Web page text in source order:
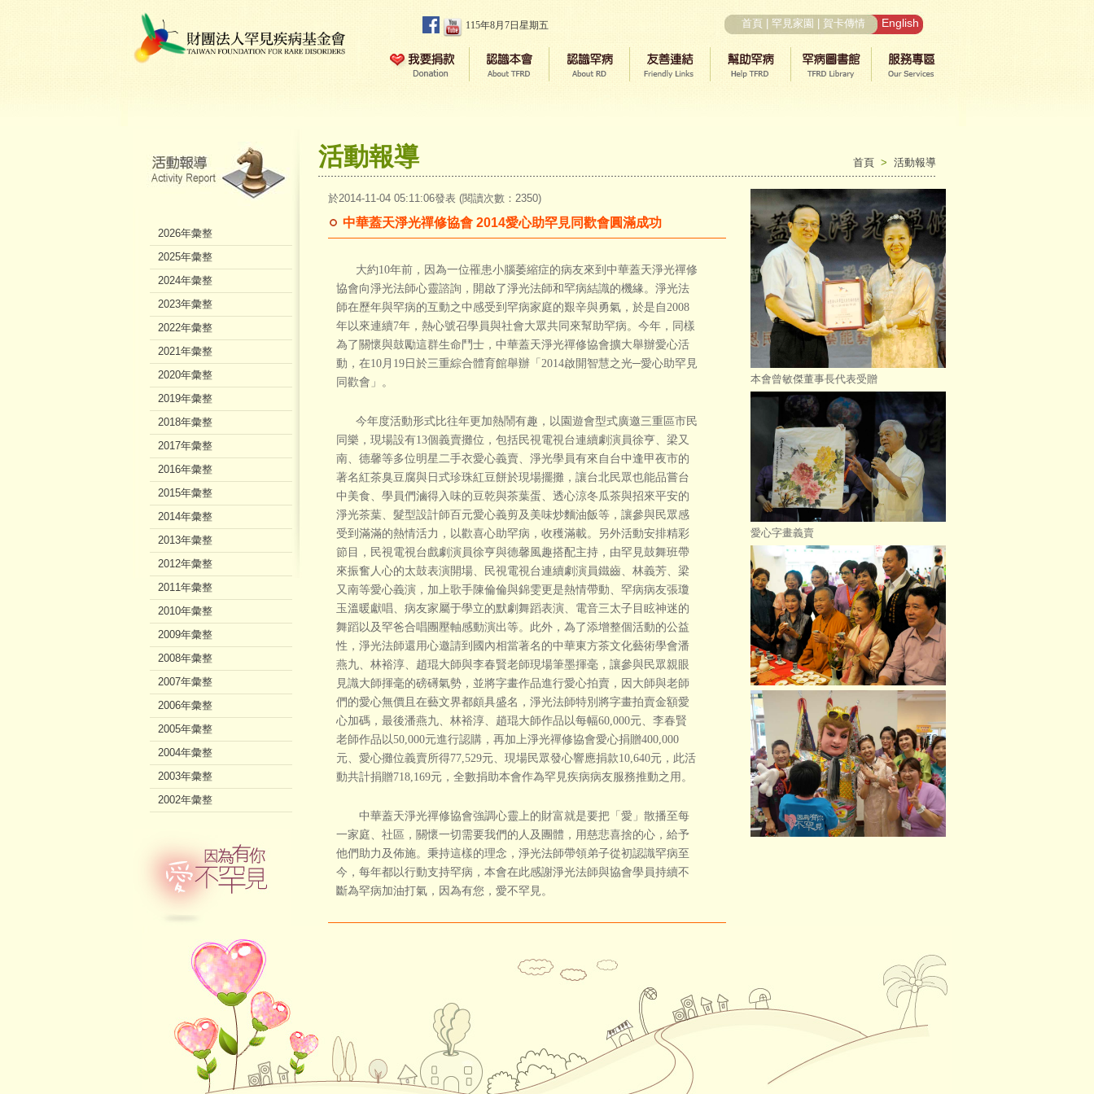
115年8月7日星期五 首頁 罕見家園 賀卡傳情 English
活動報導 首頁 > 活動報導
於2014-11-04 05:11:06發表 (閱讀次數：2350)
中華蓋天淨光禪修協會 2014愛心助罕見同歡會圓滿成功
大約10年前，因為一位罹患小腦萎縮症的病友來到中華蓋天淨光禪修
協會向淨光法師心靈諮詢，開啟了淨光法師和罕病結識的機緣。淨光法
師在歷年與罕病的互動之中感受到罕病家庭的艱辛與勇氣，於是自2008
年以來連續7年，熱心號召學員與社會大眾共同來幫助罕病。今年，同樣
為了關懷與鼓勵這群生命鬥士，中華蓋天淨光禪修協會擴大舉辦愛心活
動，在10月19日於三重綜合體育館舉辦「2014啟開智慧之光─愛心助罕見
同歡會」。
今年度活動形式比往年更加熱鬧有趣，以園遊會型式廣邀三重區市民
同樂，現場設有13個義賣攤位，包括民視電視台連續劇演員徐亨、梁又
南、德馨等多位明星二手衣愛心義賣、淨光學員有來自台中逢甲夜市的
著名紅茶臭豆腐與日式珍珠紅豆餅於現場擺攤，讓台北民眾也能品嘗台
中美食、學員們滷得入味的豆乾與茶葉蛋、透心涼冬瓜茶與招來平安的
淨光茶葉、髮型設計師百元愛心義剪及美味炒麵油飯等，讓參與民眾感
受到滿滿的熱情活力，以歡喜心助罕病，收穫滿載。另外活動安排精彩
節目，民視電視台戲劇演員徐亨與德馨風趣搭配主持，由罕見鼓舞班帶
來振奮人心的太鼓表演開場、民視電視台連續劇演員鐵齒、林義芳、梁
又南等愛心義演，加上歌手陳倫倫與錦雯更是熱情帶動、罕病病友張瓊
玉溫暖獻唱、病友家屬于學立的默劇舞蹈表演、電音三太子目眩神迷的
舞蹈以及罕爸合唱團壓軸感動演出等。此外，為了添增整個活動的公益
性，淨光法師還用心邀請到國內相當著名的中華東方茶文化藝術學會潘
燕九、林裕淳、趙琨大師與李春賢老師現場筆墨揮毫，讓參與民眾親眼
見識大師揮毫的磅礡氣勢，並將字畫作品進行愛心拍賣，因大師與老師
們的愛心無價且在藝文界都頗具盛名，淨光法師特別將字畫拍賣金額愛
心加碼，最後潘燕九、林裕淳、趙琨大師作品以每幅60,000元、李春賢
老師作品以50,000元進行認購，再加上淨光禪修協會愛心捐贈400,000
元、愛心攤位義賣所得77,529元、現場民眾發心響應捐款10,640元，此活
動共計捐贈718,169元，全數捐助本會作為罕見疾病病友服務推動之用。
中華蓋天淨光禪修協會強調心靈上的財富就是要把「愛」散播至每
一家庭、社區，關懷一切需要我們的人及團體，用慈悲喜捨的心，給予
他們助力及佈施。秉持這樣的理念，淨光法師帶領弟子從初認識罕病至
今，每年都以行動支持罕病，本會在此感謝淨光法師與協會學員持續不
斷為罕病加油打氣，因為有您，愛不罕見。
本會曾敏傑董事長代表受贈
愛心字畫義賣
2026年彙整
2025年彙整
2024年彙整
2023年彙整
2022年彙整
2021年彙整
2020年彙整
2019年彙整
2018年彙整
2017年彙整
2016年彙整
2015年彙整
2014年彙整
2013年彙整
2012年彙整
2011年彙整
2010年彙整
2009年彙整
2008年彙整
2007年彙整
2006年彙整
2005年彙整
2004年彙整
2003年彙整
2002年彙整